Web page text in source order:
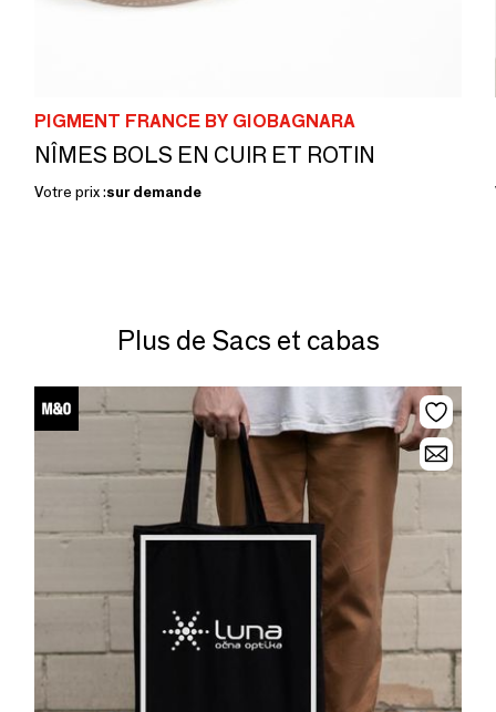
PIGMENT FRANCE BY GIOBAGNARA
NÎMES BOLS EN CUIR ET ROTIN
Votre prix :sur demande
Plus de Sacs et cabas